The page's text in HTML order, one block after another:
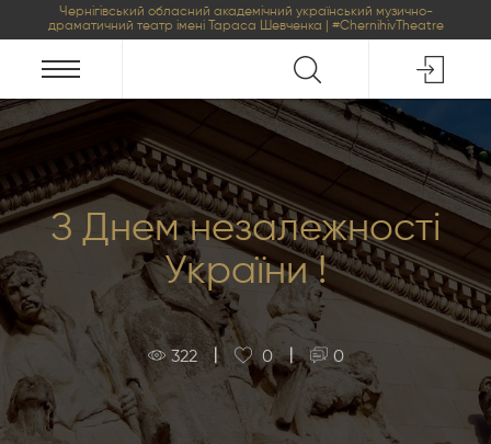
Чернігівський обласний академічний український музично-
драматичний театр імені Тараса Шевченка | #ChernihivTheatre
З Днем незалежності
України !
322 | 0 | 0